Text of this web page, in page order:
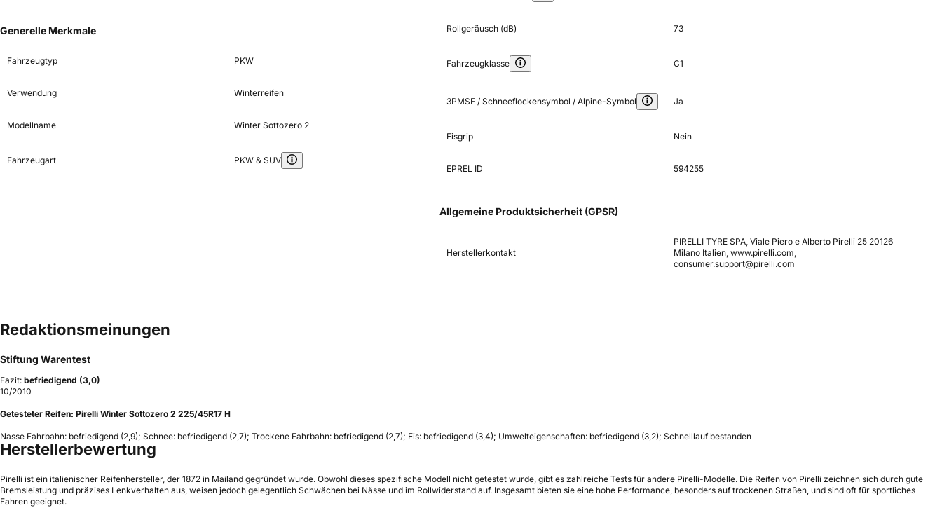
Generelle Merkmale
Fahrzeugtyp PKW
Verwendung Winterreifen
Modellname Winter Sottozero 2
Fahrzeugart PKW & SUV
Rollgeräusch (dB) 73
Fahrzeugklasse C1
3PMSF / Schneeflockensymbol / Alpine-Symbol Ja
Eisgrip Nein
EPREL ID 594255
Allgemeine Produktsicherheit (GPSR)
Herstellerkontakt
PIRELLI TYRE SPA, Viale Piero e Alberto Pirelli 25 20126
Milano Italien, www.pirelli.com,
consumer.support@pirelli.com
Redaktionsmeinungen
Stiftung Warentest
Fazit: befriedigend (3,0)
10/2010
Getesteter Reifen: Pirelli Winter Sottozero 2 225/45R17 H
Nasse Fahrbahn: befriedigend (2,9); Schnee: befriedigend (2,7); Trockene Fahrbahn: befriedigend (2,7); Eis: befriedigend (3,4); Umwelteigenschaften: befriedigend (3,2); Schnelllauf bestanden
Herstellerbewertung
Pirelli ist ein italienischer Reifenhersteller, der 1872 in Mailand gegründet wurde. Obwohl dieses spezifische Modell nicht getestet wurde, gibt es zahlreiche Tests für andere Pirelli-Modelle. Die Reifen von Pirelli zeichnen sich durch gute
Bremsleistung und präzises Lenkverhalten aus, weisen jedoch gelegentlich Schwächen bei Nässe und im Rollwiderstand auf. Insgesamt bieten sie eine hohe Performance, besonders auf trockenen Straßen, und sind oft für sportliches
Fahren geeignet.